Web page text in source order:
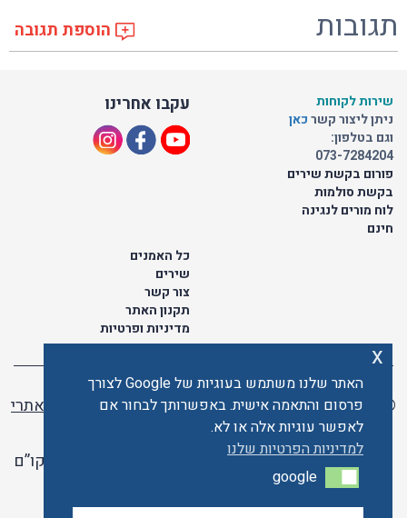
תגובות הוספת תגובה
עקבו אחרינו
שירות לקוחות
ניתן ליצור קשרכאן
וגם בטלפון:
073-7284204
פורום בקשת שירים
בקשת סולמות
לוח מורים לנגינה
חינם
כל האמנים
שירים
צור קשר
תקנון האתר
מדיניות ופרטיות
© כל הזכויות שמורות לתו ישראלי | ליאור מזור -
בניית אתרי
וורדפרס
האתר פועל ברשיון אקו”ם
האתר שלנו משתמש בעוגיות של Google לצורך
פרסום והתאמה אישית. באפשרותך לבחור אם
לאפשר עוגיות אלה או לא.
למדיניות הפרטיות שלנו
google
google
x